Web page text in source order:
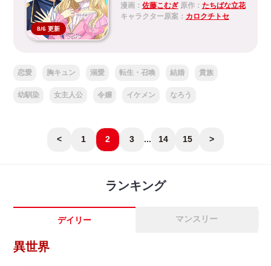
8/6 更新
漫画： 佐藤こむぎ原作： たちばな立花
キャラクター原案： カロクチトセ
恋愛 胸キュン 溺愛 転生・召喚 結婚 貴族
幼馴染 女主人公 令嬢 イケメン なろう
< 1 2 3 ... 14 15 >
ランキング
デイリー マンスリー
異世界